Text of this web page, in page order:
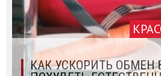
КАК УСКОРИТЬ ОБМЕН